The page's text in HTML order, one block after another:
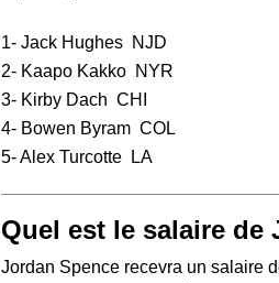
1- Jack Hughes NJD
2- Kaapo Kakko NYR
3- Kirby Dach CHI
4- Bowen Byram COL
5-Alex Turcotte LA
Quel est le salaire de
Jordan Spence recevra un salaire